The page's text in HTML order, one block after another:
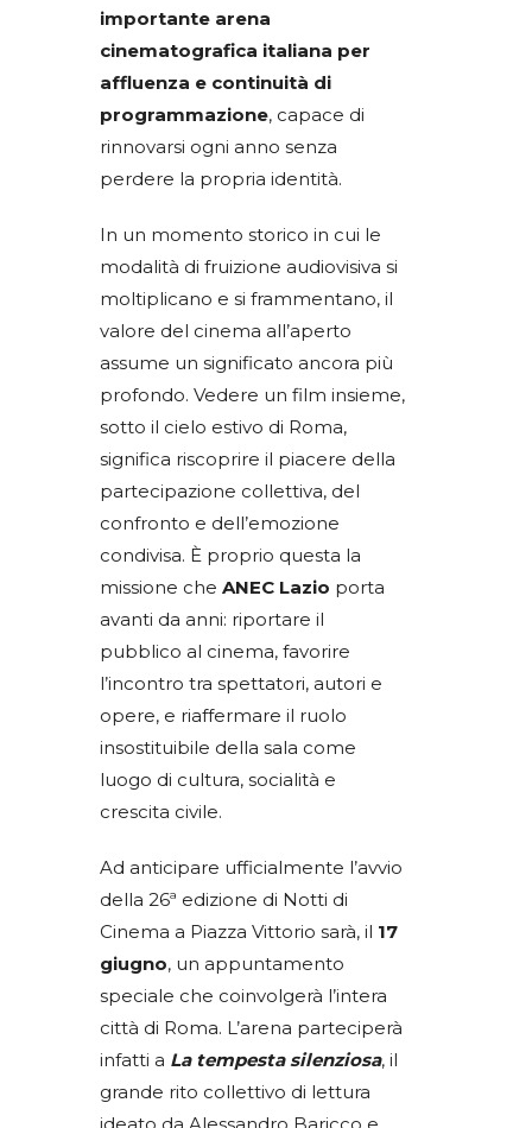
importante arena
cinematografica italiana per
affluenza e continuità di
programmazione, capace di
rinnovarsi ogni anno senza
perdere la propria identità.
In un momento storico in cui le
modalità di fruizione audiovisiva si
moltiplicano e si frammentano, il
valore del cinema all’aperto
assume un significato ancora più
profondo. Vedere un film insieme,
sotto il cielo estivo di Roma,
significa riscoprire il piacere della
partecipazione collettiva, del
confronto e dell’emozione
condivisa. È proprio questa la
missione che ANEC Lazio porta
avanti da anni: riportare il
pubblico al cinema, favorire
l’incontro tra spettatori, autori e
opere, e riaffermare il ruolo
insostituibile della sala come
luogo di cultura, socialità e
crescita civile.
Ad anticipare ufficialmente l’avvio
della 26ª edizione di Notti di
Cinema a Piazza Vittorio sarà, il 17
giugno, un appuntamento
speciale che coinvolgerà l’intera
città di Roma. L’arena parteciperà
infatti a La tempesta silenziosa, il
grande rito collettivo di lettura